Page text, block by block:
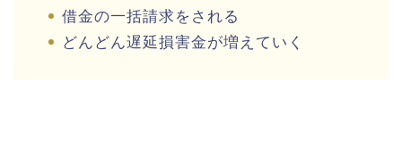
借金の一括請求をされる
どんどん遅延損害金が増えていく